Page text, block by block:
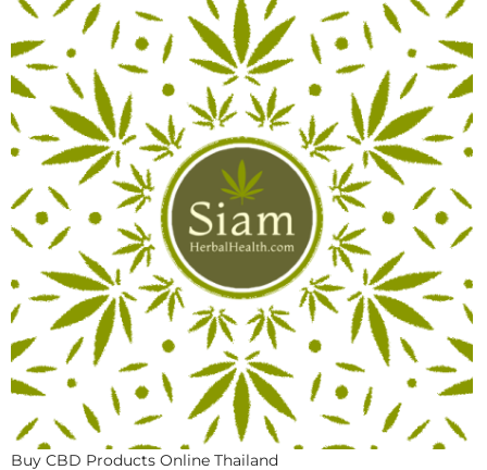
Buy CBD Products Online Thailand